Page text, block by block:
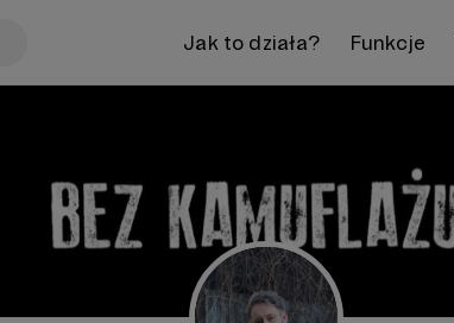
Jak to działa? Funkcje